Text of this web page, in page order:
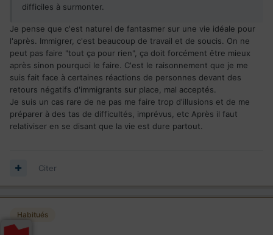
difficiles à surmonter.
Je pense que c'est naturel de fantasmer sur une vie idéale pour
l'après. Immigrer, c'est beaucoup de travail et de soucis. On ne
peut pas faire "tout ça pour rien", ça doit forcément être mieux
après sinon pourquoi le faire. C'est le raisonnement que je me
suis fait face à certaines réactions de personnes devant des
retours négatifs d'immigrants sur place, mal acceptés.
Je suis un cas rare de ne pas me faire trop d'illusions et de me
préparer à des tas de difficultés, imprévus, etc Après il faut
relativiser en se disant que la vie est dure partout.
Citer
Habitués